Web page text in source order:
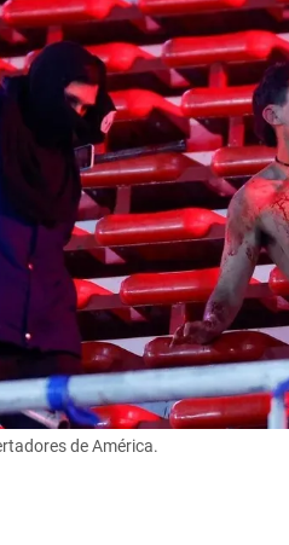
de América.